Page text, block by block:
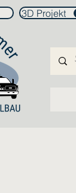
3D Projekt